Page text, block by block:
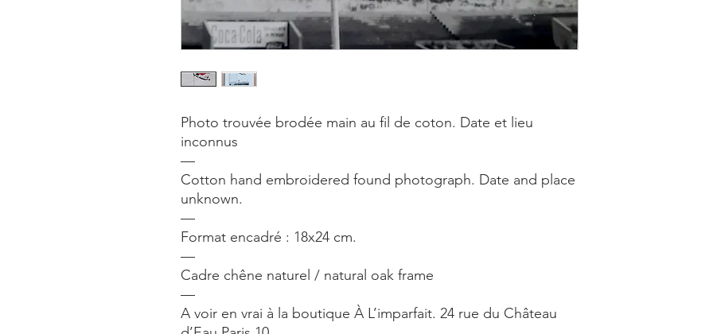
Photo trouvée brodée main au fil de coton. Date et lieu
inconnus
—
Cotton hand embroidered found photograph. Date and place
unknown.
—
Format encadré : 18x24 cm.
—
Cadre chêne naturel / natural oak frame
—
A voir en vrai à la boutique À L’imparfait. 24 rue du Château